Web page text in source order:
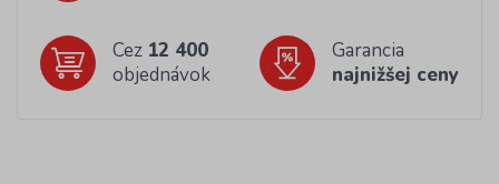
Cez 12 400
objednávok
Garancia
najnižšej ceny